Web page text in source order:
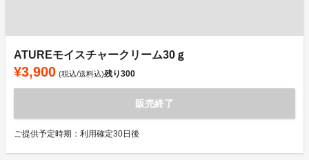
ATUREモイスチャークリーム30ｇ
¥3,900 (税込/送料込)残り300
販売終了
ご提供予定時期：利用確定30日後